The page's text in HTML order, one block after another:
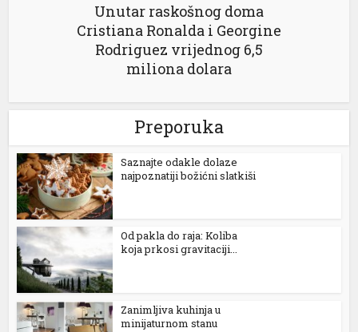
Unutar raskošnog doma
Cristiana Ronalda i Georgine
Rodriguez vrijednog 6,5
miliona dolara
Preporuka
Saznajte odakle dolaze
najpoznatiji božićni slatkiši
Od pakla do raja: Koliba
koja prkosi gravitaciji...
Zanimljiva kuhinja u
minijaturnom stanu